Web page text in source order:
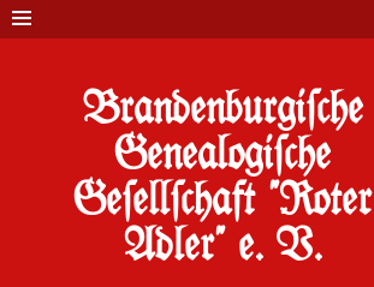
Brandenburgi#che
Genealogi#che
Ge#ell#chaft "Roter
Adler" e. V.